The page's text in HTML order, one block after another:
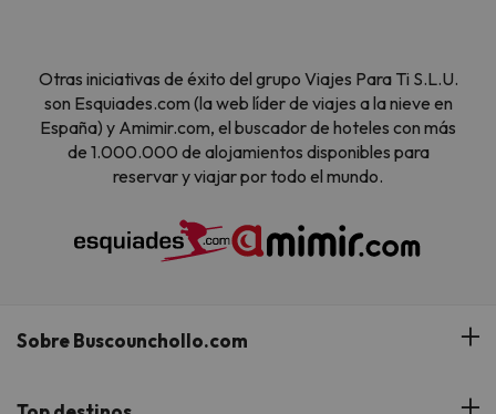
Otras iniciativas de éxito del grupo Viajes Para Ti S.L.U.
son Esquiades.com (la web líder de viajes a la nieve en
España) y Amimir.com, el buscador de hoteles con más
de 1.000.000 de alojamientos disponibles para
reservar y viajar por todo el mundo.
Sobre Buscounchollo.com
¿Quiénes somos?